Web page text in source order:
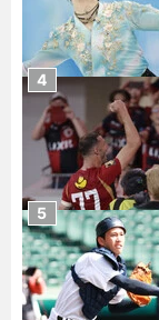
4
5